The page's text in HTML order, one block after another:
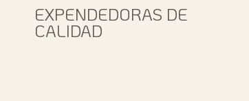
EXPENDEDORAS DE
CALIDAD